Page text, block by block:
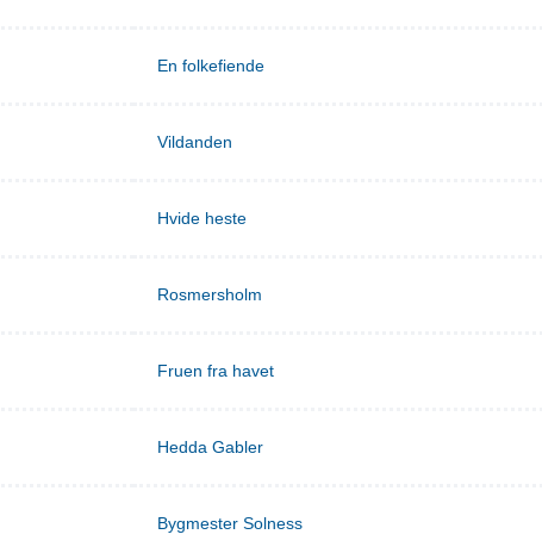
En folkefiende
Vildanden
Hvide heste
Rosmersholm
Fruen fra havet
Hedda Gabler
Bygmester Solness